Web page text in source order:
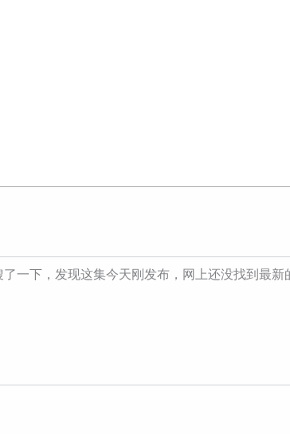
一下，发现这集今天刚发布，网上还没找到最新